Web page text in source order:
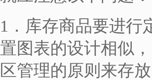
1．库存商品要进行
置图表的设计相似
区管理的原则来存